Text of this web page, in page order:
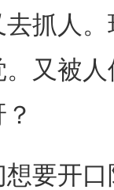
抓人
又被
开口